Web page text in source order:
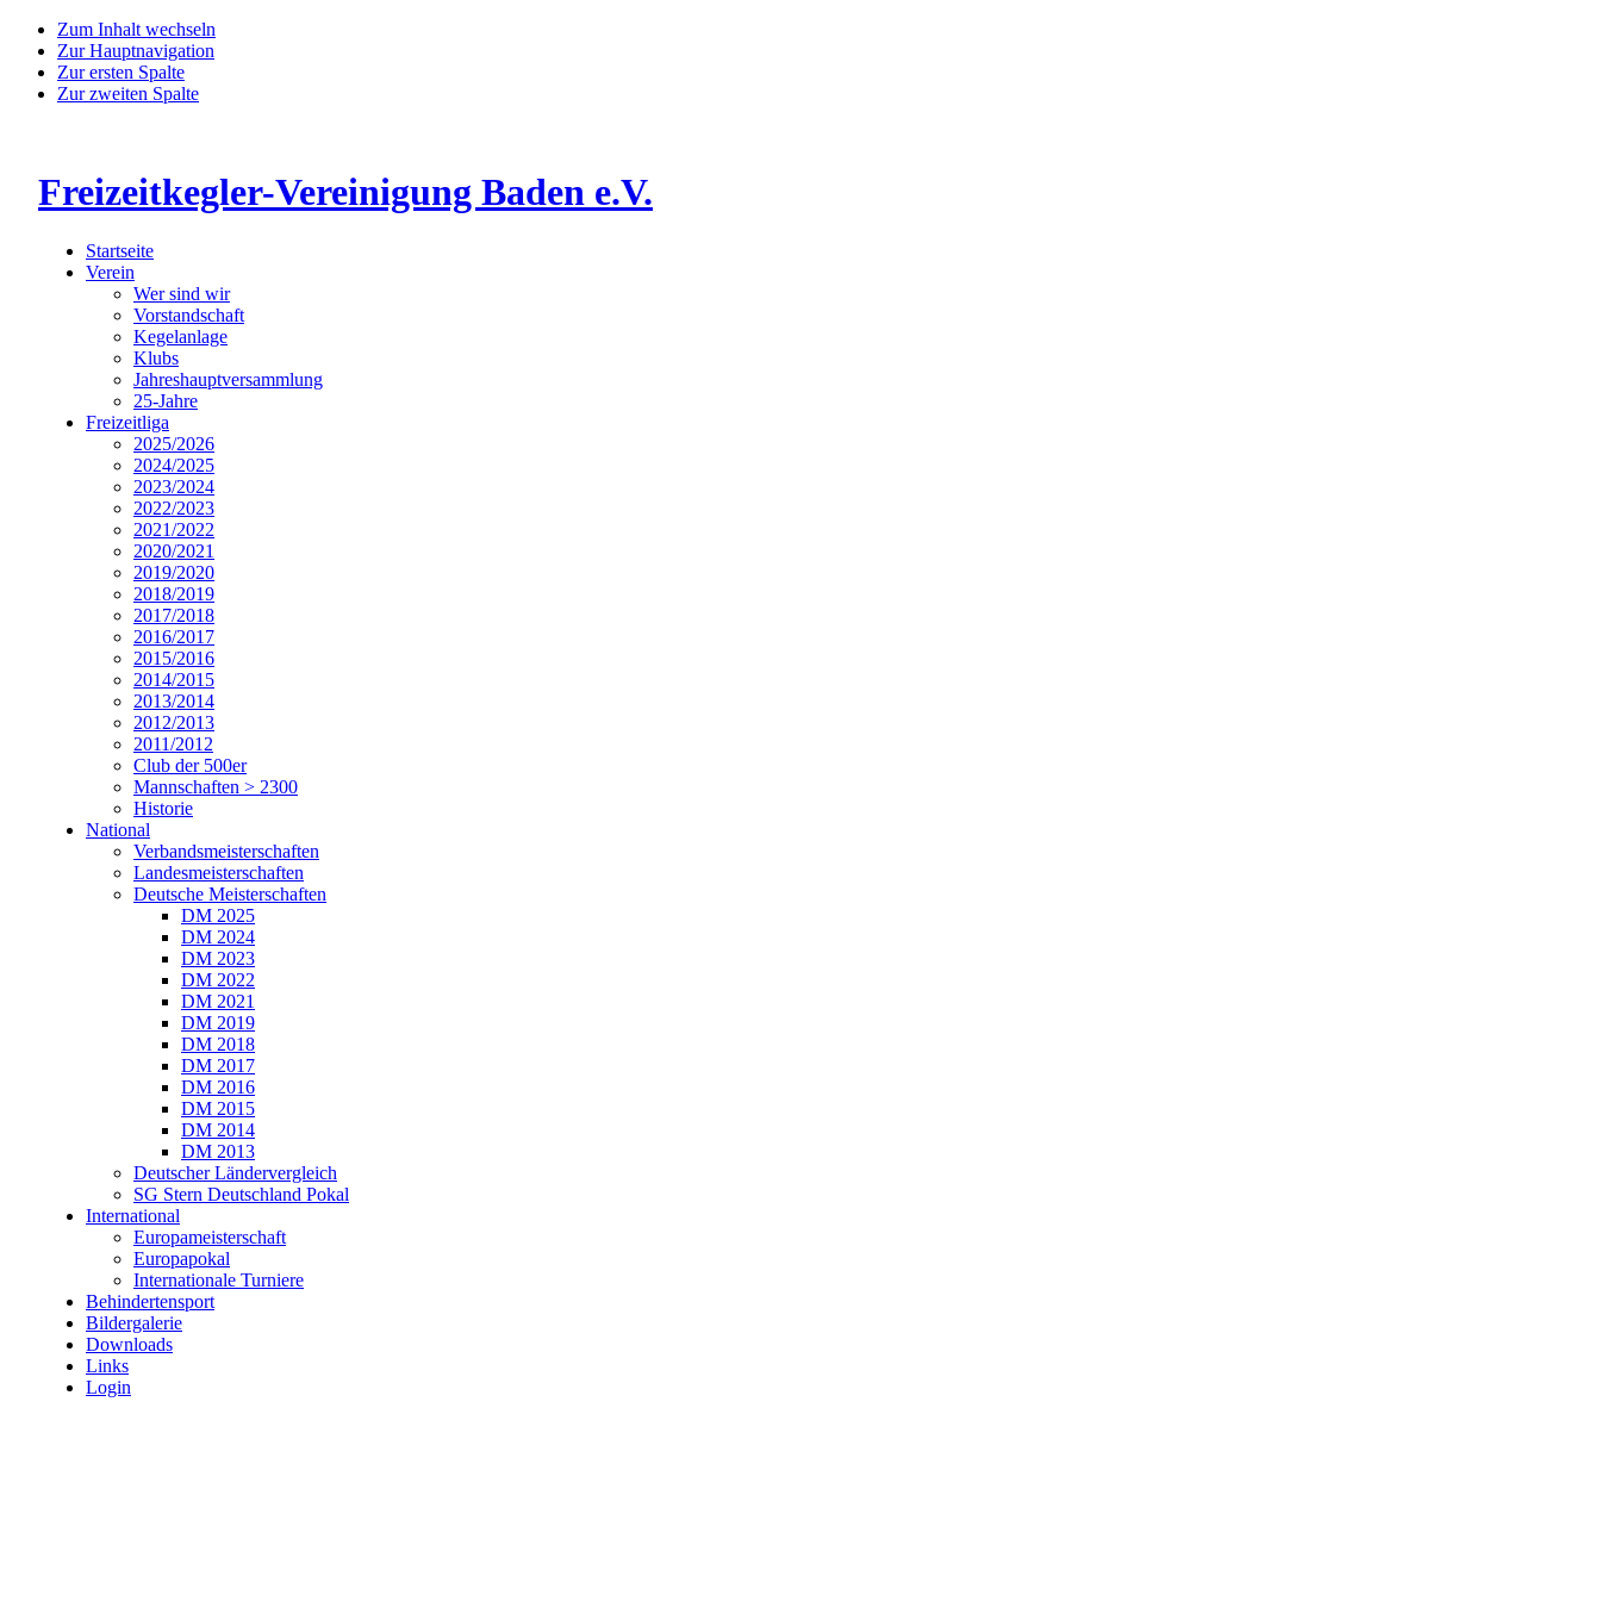
Zum Inhalt wechseln
Zur Hauptnavigation
Zur ersten Spalte
Zur zweiten Spalte
Freizeitkegler-Vereinigung Baden e.V.
Startseite
Verein
Wer sind wir
Vorstandschaft
Kegelanlage
Klubs
Jahreshauptversammlung
25-Jahre
Freizeitliga
2025/2026
2024/2025
2023/2024
2022/2023
2021/2022
2020/2021
2019/2020
2018/2019
2017/2018
2016/2017
2015/2016
2014/2015
2013/2014
2012/2013
2011/2012
Club der 500er
Mannschaften > 2300
Historie
National
Verbandsmeisterschaften
Landesmeisterschaften
Deutsche Meisterschaften
DM 2025
DM 2024
DM 2023
DM 2022
DM 2021
DM 2019
DM 2018
DM 2017
DM 2016
DM 2015
DM 2014
DM 2013
Deutscher Ländervergleich
SG Stern Deutschland Pokal
International
Europameisterschaft
Europapokal
Internationale Turniere
Behindertensport
Bildergalerie
Downloads
Links
Login